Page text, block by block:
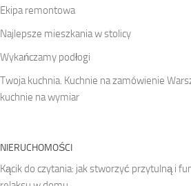
Ekipa remontowa
Najlepsze mieszkania w stolicy
Wykańczamy podłogi
Twoja kuchnia. Kuchnie na zamówienie
kuchnie na wymiar
NIERUCHOMOŚCI
Kącik do czytania: jak stworzyć przytulną i